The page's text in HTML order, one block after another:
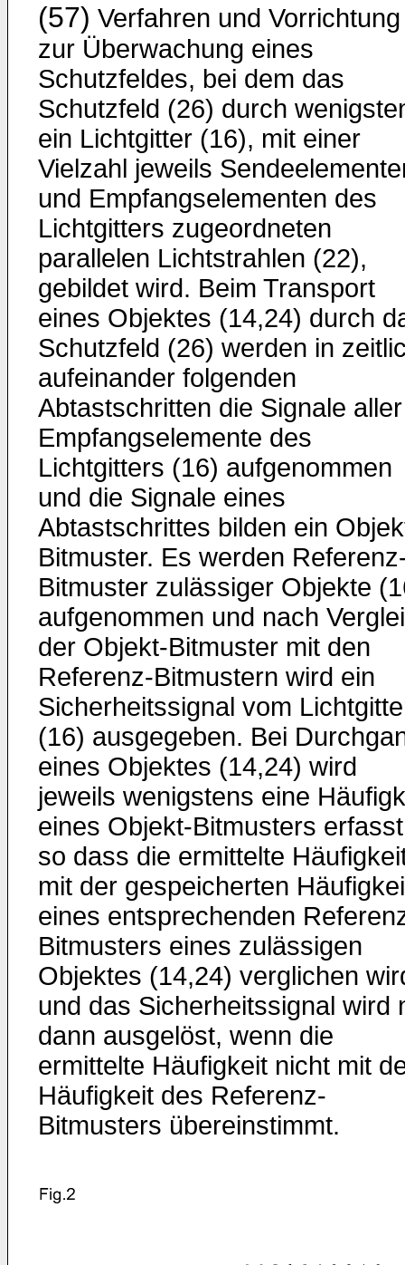
(57) Verfahren und Vorrichtung
zur Überwachung eines
Schutzfeldes, bei dem das
Schutzfeld (26) durch
ein Lichtgitter (16), mit einer
Vielzahl jeweils
und Empfangselementen des
Lichtgitters zugeordneten
parallelen Lichtstrahlen (22),
gebildet wird. Beim Transport
eines Objektes (14,24) durch
Schutzfeld (26) werden in
aufeinander folgenden
Abtastschritten die Signale aller
Empfangselemente des
Lichtgitters (16) aufgenommen
und die Signale eines
Abtastschrittes bilden ein
Bitmuster. Es werden
Bitmuster zulässiger Objekte
aufgenommen und nach
der Objekt-Bitmuster mit den
Referenz-Bitmustern wird ein
Sicherheitssignal vom
(16) ausgegeben. Bei
eines Objektes (14,24) wird
jeweils wenigstens eine
eines Objekt-Bitmusters
so dass die ermittelte
mit der gespeicherten
eines entsprechenden
Bitmusters eines zulässigen
Objektes (14,24) verglichen
und das Sicherheitssignal wird
dann ausgelöst, wenn die
ermittelte Häufigkeit nicht mit
Häufigkeit des Referenz-
Bitmusters übereinstimmt.